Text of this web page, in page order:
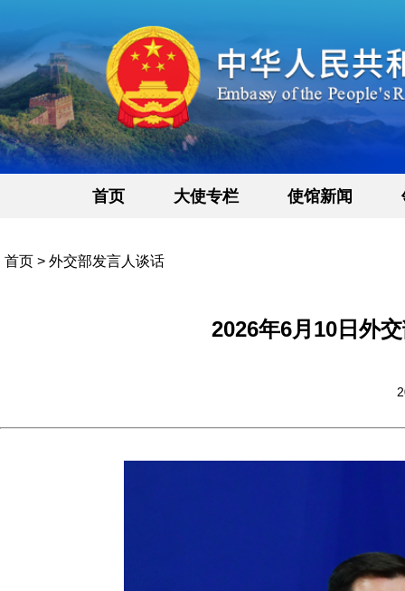
首页 大使专栏 使馆新闻
首页 > 外交部发言人谈话
2026年6月10日外